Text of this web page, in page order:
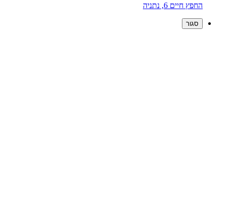
החפץ חיים 6, נתניה
סגור